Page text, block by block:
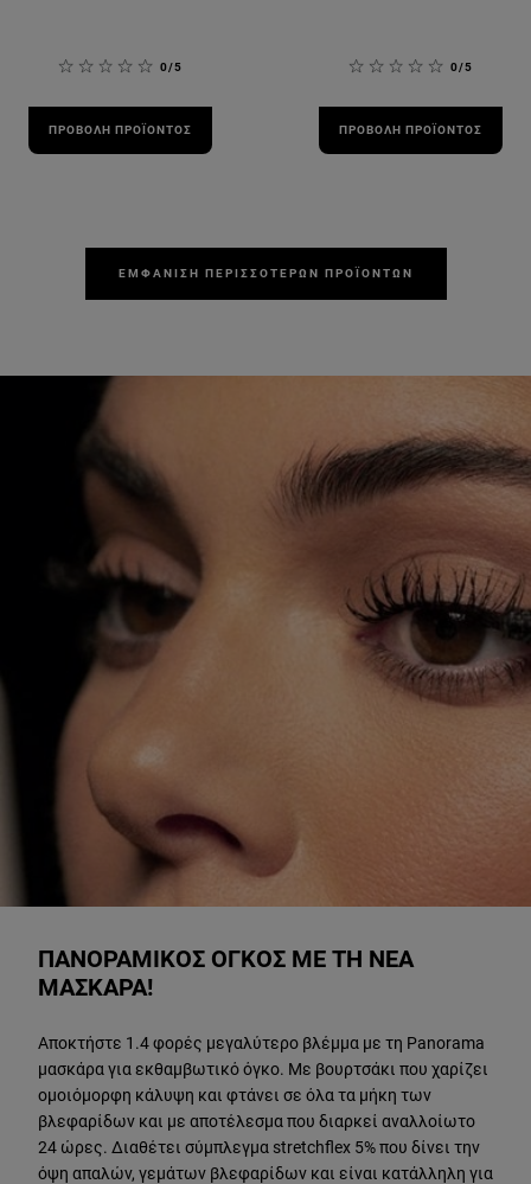
0/5
ΠΡΟΒΟΛΉ ΠΡΟΪΌΝΤΟΣ
0/5
ΠΡΟΒΟΛΉ ΠΡΟΪΌΝΤΟΣ
ΕΜΦΆΝΙΣΗ ΠΕΡΙΣΣΌΤΕΡΩΝ ΠΡΟΪΌΝΤΩΝ
ΠΑΝΟΡΑΜΙΚΟΣ ΟΓΚΟΣ ΜΕ ΤΗ ΝΕΑ
ΜΑΣΚΑΡΑ!
Αποκτήστε 1.4 φορές μεγαλύτερο βλέμμα με τη Panorama
μασκάρα για εκθαμβωτικό όγκο. Με βουρτσάκι που χαρίζει
ομοιόμορφη κάλυψη και φτάνει σε όλα τα μήκη των
βλεφαρίδων και με αποτέλεσμα που διαρκεί αναλλοίωτο
24 ώρες. Διαθέτει σύμπλεγμα stretchflex 5% που δίνει την
όψη απαλών, γεμάτων βλεφαρίδων και είναι κατάλληλη για